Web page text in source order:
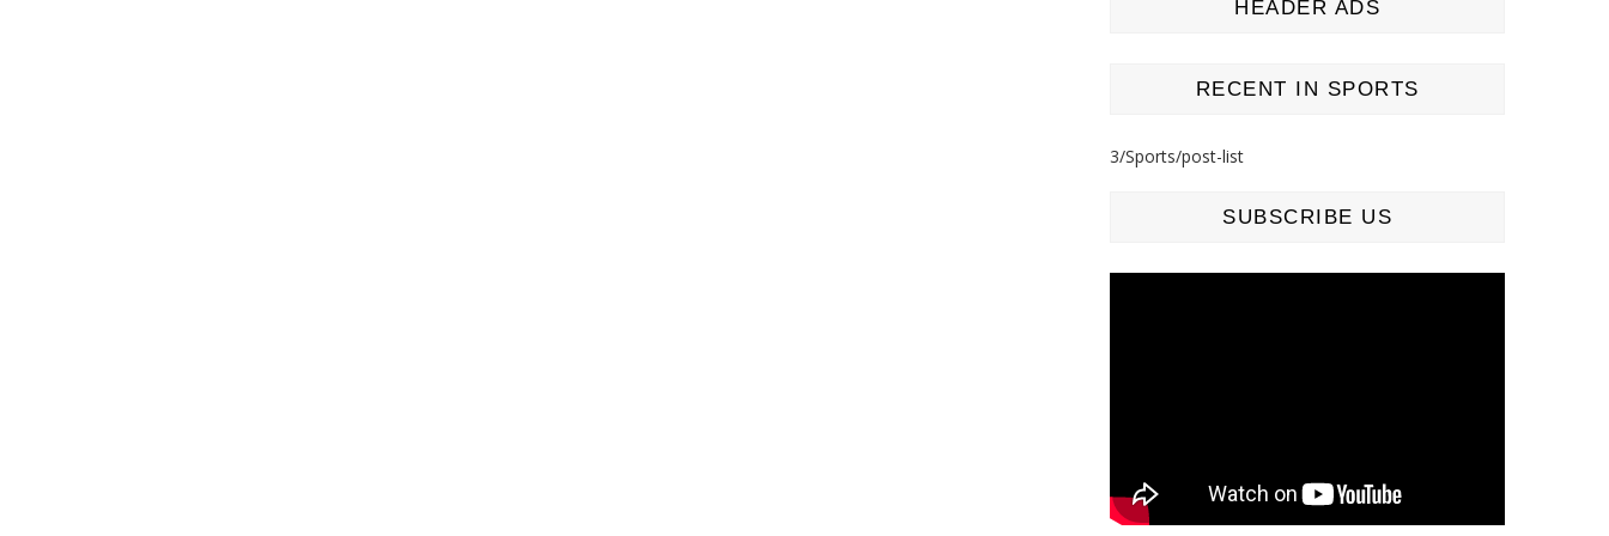
HEADER ADS
RECENT IN SPORTS
3/Sports/post-list
SUBSCRIBE US